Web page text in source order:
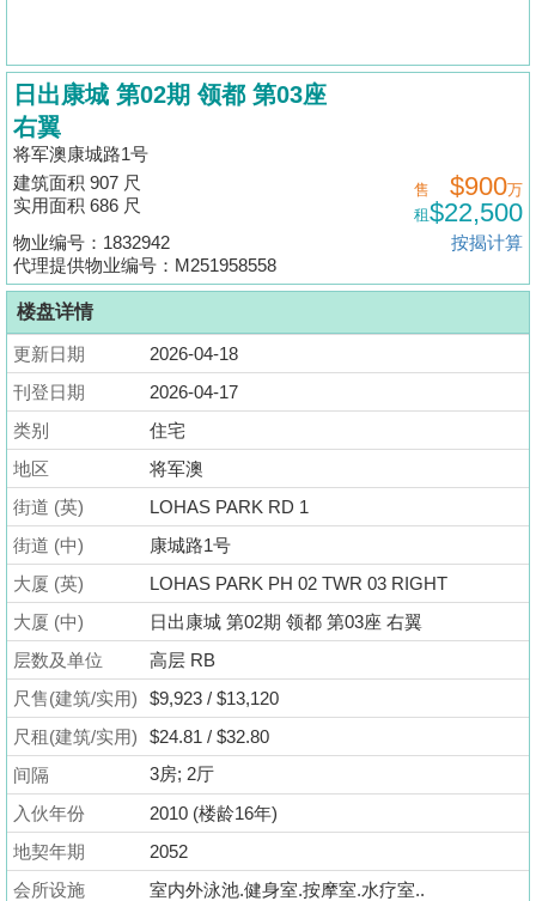
地
产
博
客
地
产
新
闻
数
据
公
布
置
业
手
册
关
於
我
们
日出康城 第02期 领都 第03座
右翼
将军澳康城路1号
建筑面积 907 尺
实用面积 686 尺
售 $900万
租$22,500
物业编号：1832942
代理提供物业编号：M251958558
按揭计算
楼盘详情
更新日期
2026-04-18
刊登日期
2026-04-17
类别
住宅
地区
将军澳
街道 (英)
LOHAS PARK RD 1
街道 (中)
康城路1号
大厦 (英)
LOHAS PARK PH 02 TWR 03 RIGHT
大厦 (中)
日出康城 第02期 领都 第03座 右翼
层数及单位
高层 RB
尺售(建筑/实用)
$9,923 / $13,120
尺租(建筑/实用)
$24.81 / $32.80
间隔
3房; 2厅
入伙年份
2010 (楼龄16年)
地契年期
2052
会所设施
室内外泳池.健身室.按摩室.水疗室..